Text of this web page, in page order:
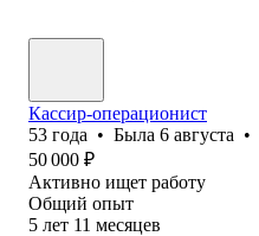
Кассир-операционист
53 года • Была 6 августа •
50 000 ₽
Активно ищет работу
Общий опыт
5 лет 11 месяцев